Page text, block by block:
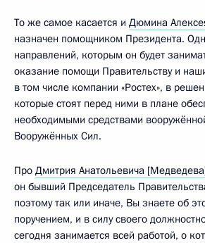
То же самое касается и Дюмина
назначен помощником Президента.
направлений, которым он будет
оказание помощи Правительству и
в том числе компании «Ростех», в
которые стоят перед ними в плане
необходимыми средствами
Вооружённых Сил.
Про Дмитрия Анатольевича
он бывший Председатель
поэтому так или иначе, Вы знаете об
поручением, и в силу своего
сегодня занимается всей работой, о